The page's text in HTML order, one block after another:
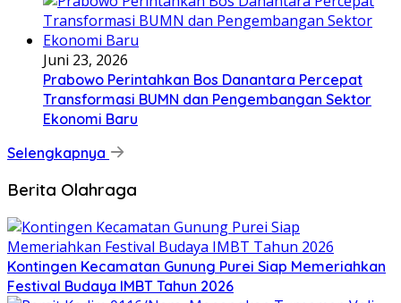
Juni 23, 2026
Prabowo Perintahkan Bos Danantara Percepat
Transformasi BUMN dan Pengembangan Sektor
Ekonomi Baru
Selengkapnya
Berita Olahraga
Kontingen Kecamatan Gunung Purei Siap Memeriahkan
Festival Budaya IMBT Tahun 2026